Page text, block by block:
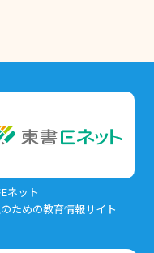
ネット
ための教育情報サイト